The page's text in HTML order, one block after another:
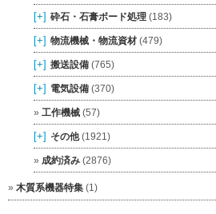
[+] 砕石・石膏ボード処理 (183)
[+] 物流機械・物流資材 (479)
[+] 搬送設備 (765)
[+] 電気設備 (370)
工作機械 (57)
[+] その他(1921)
成約済み (2876)
木質系機器特集 (1)